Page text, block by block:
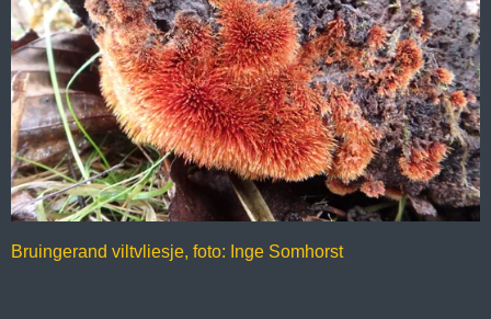
Bruingerand viltvliesje, foto: Inge Somhorst